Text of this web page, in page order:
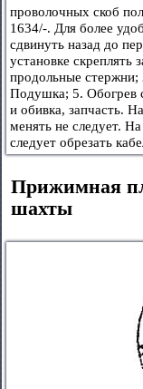
проволочных скоб
1634/-. Для более
сдвинуть назад до
установке скреплять
продольные
Подушка; 5. Обогрев
и обивка, запчасть.
менять не следует.
следует обрезать
Прижимная
шахты